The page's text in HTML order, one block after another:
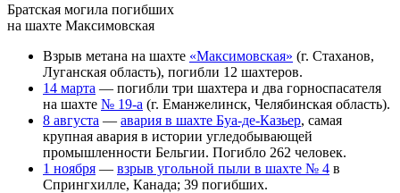
Братская могила погибших
на шахте Максимовская
Взрыв метана на шахте «Максимовская» (г. Стаханов,
Луганская область), погибли 12 шахтеров.
14 марта — погибли три шахтера и два горноспасателя
на шахте № 19-а (г. Еманжелинск, Челябинская область).
8 августа — авария в шахте Буа-де-Казьер, самая
крупная авария в истории угледобывающей
промышленности Бельгии. Погибло 262 человек.
1 ноября — взрыв угольной пыли в шахте № 4 в
Спрингхилле, Канада; 39 погибших.